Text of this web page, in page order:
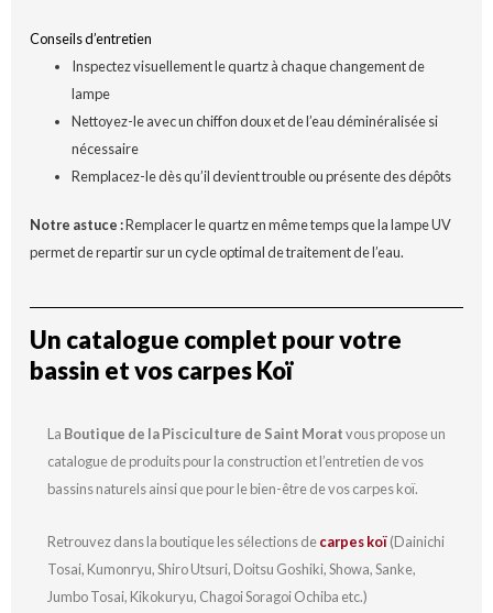
Conseils d’entretien
Inspectez visuellement le quartz à chaque changement de
lampe
Nettoyez-le avec un chiffon doux et de l’eau déminéralisée si
nécessaire
Remplacez-le dès qu’il devient trouble ou présente des dépôts
Notre astuce :Remplacer le quartz en même temps que la lampe UV
permet de repartir sur un cycle optimal de traitement de l’eau.
Un catalogue complet pour votre
bassin et vos carpes Koï
La Boutique de la Pisciculture de Saint Moratvous propose un
catalogue de produits pour la construction et l’entretien de vos
bassins naturels ainsi que pour le bien-être de vos carpes koï.
Retrouvez dans la boutique les sélections decarpes koï(Dainichi
Tosai, Kumonryu, Shiro Utsuri, Doitsu Goshiki, Showa, Sanke,
Jumbo Tosai, Kikokuryu, Chagoi Soragoi Ochiba etc.)